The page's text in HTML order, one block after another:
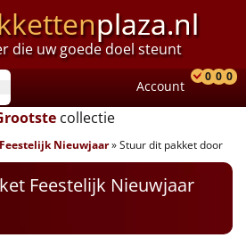
plaza.nl
die uw goede doel steunt
Account
0 0 0
collectie
Feestelijk Nieuwjaar»Stuur dit pakket door
Feestelijk Nieuwjaar